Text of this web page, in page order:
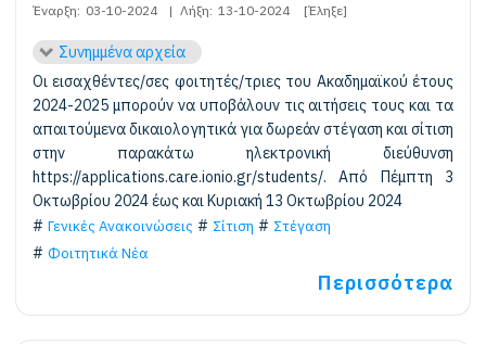
Έναρξη: 03-10-2024 | Λήξη: 13-10-2024 [Έληξε]
Συνημμένα αρχεία
Οι εισαχθέντες/σες φοιτητές/τριες του Ακαδημαϊκού έτους
2024-2025 μπορούν να υποβάλουν τις αιτήσεις τους και τα
απαιτούμενα δικαιολογητικά για δωρεάν στέγαση και σίτιση
στην παρακάτω ηλεκτρονική διεύθυνση
https://applications.care.ionio.gr/students/. Από Πέμπτη 3
Οκτωβρίου 2024 έως και Κυριακή 13 Οκτωβρίου 2024
Γενικές Ανακοινώσεις
Σίτιση
Στέγαση
Φοιτητικά Νέα
Περισσότερα